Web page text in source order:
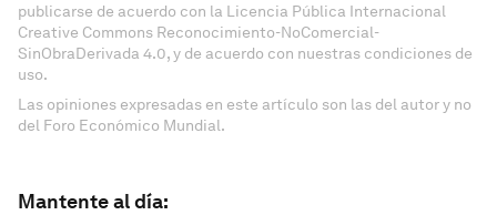
publicarse de acuerdo con la Licencia Pública Internacional
Creative Commons Reconocimiento-NoComercial-
SinObraDerivada 4.0, y de acuerdo con nuestras condiciones de
uso.
Las opiniones expresadas en este artículo son las del autor y no
del Foro Económico Mundial.
Mantente al día: